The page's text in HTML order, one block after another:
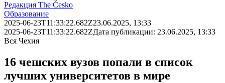
Редакция The Česko
Образование
2025-06-23T11:33:22.682Z23.06.2025, 13:33
2025-06-23T11:33:22.682ZДата публикации: 23.06.2025, 13:33
Вся Чехия
16 чешских вузов попали в список
лучших университетов в мире